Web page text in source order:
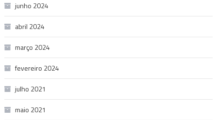
junho 2024
abril 2024
março 2024
fevereiro 2024
julho 2021
maio 2021